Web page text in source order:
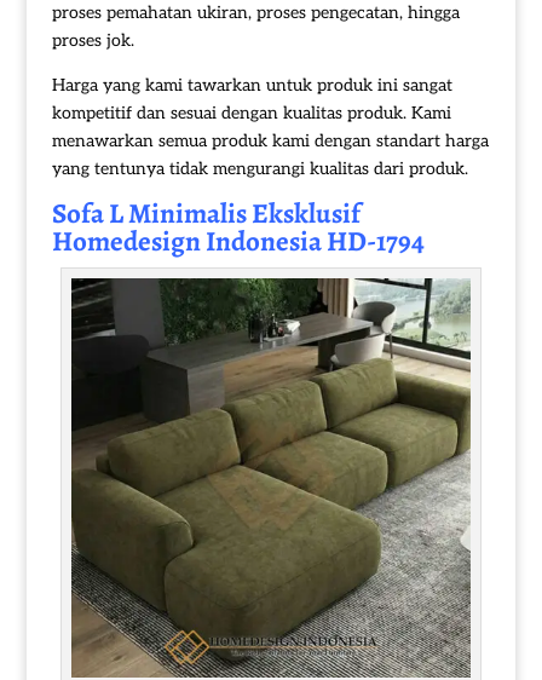
proses pemahatan ukiran, proses pengecatan, hingga
proses jok.
Harga yang kami tawarkan untuk produk ini sangat
kompetitif dan sesuai dengan kualitas produk. Kami
menawarkan semua produk kami dengan standart harga
yang tentunya tidak mengurangi kualitas dari produk.
Sofa L MinimalisEksklusif
Homedesign Indonesia HD-1794